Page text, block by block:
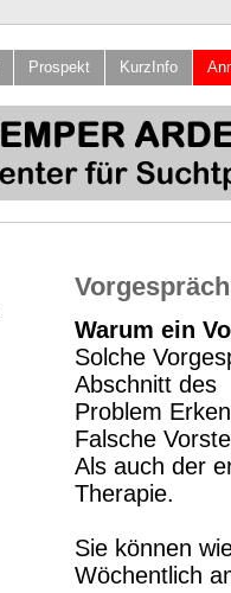
Prospekt KurzInfo
Warum ein
Solche
Abschnitt des
Problem
Falsche
Als auch der
Therapie.
Sie können
Wöchentlich